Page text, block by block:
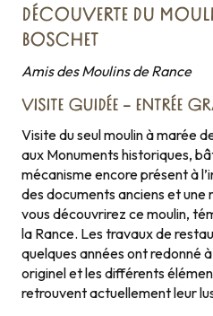
DÉCOUVERTE DU
BOSCHET
Amis des Moulins de Rance
VISITE GUIDÉE – ENTRÉE
Visite du seul moulin à marée
aux Monuments historiques,
mécanisme encore présent à
des documents anciens et
vous découvrirez ce moulin,
la Rance. Les travaux de
quelques années ont redonné
originel et les différents
retrouvent actuellement leur